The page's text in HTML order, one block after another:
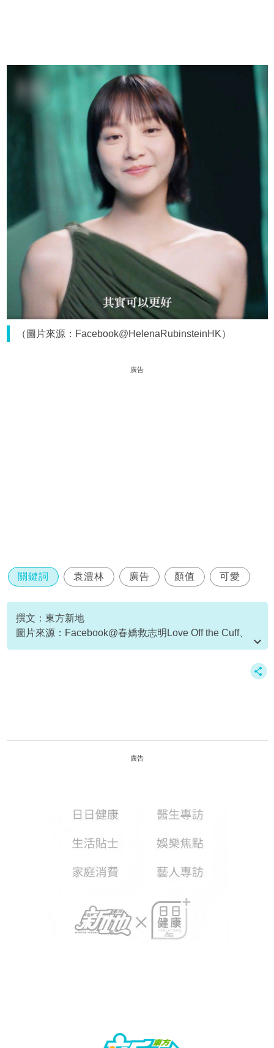
（圖片來源：Facebook@HelenaRubinsteinHK）
廣告
關鍵詞 袁澧林 廣告 顏值 可愛
撰文：東方新地
圖片來源：Facebook@春嬌救志明Love Off the Cuff、
Facebook@袁澧林、
廣告